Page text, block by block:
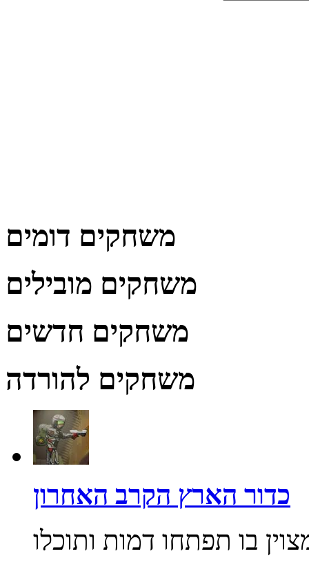
משחקים דומים
משחקים מובילים
משחקים חדשים
משחקים להורדה
כדור הארץ הקרב האחרון